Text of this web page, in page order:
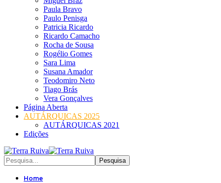
Paula Bravo
Paulo Penisga
Patricia Ricardo
Ricardo Camacho
Rocha de Sousa
Rogélio Gomes
Sara Lima
Susana Amador
Teodomiro Neto
Tiago Brás
Vera Gonçalves
Página Aberta
AUTÁRQUICAS 2025
AUTÁRQUICAS 2021
Edições
Home